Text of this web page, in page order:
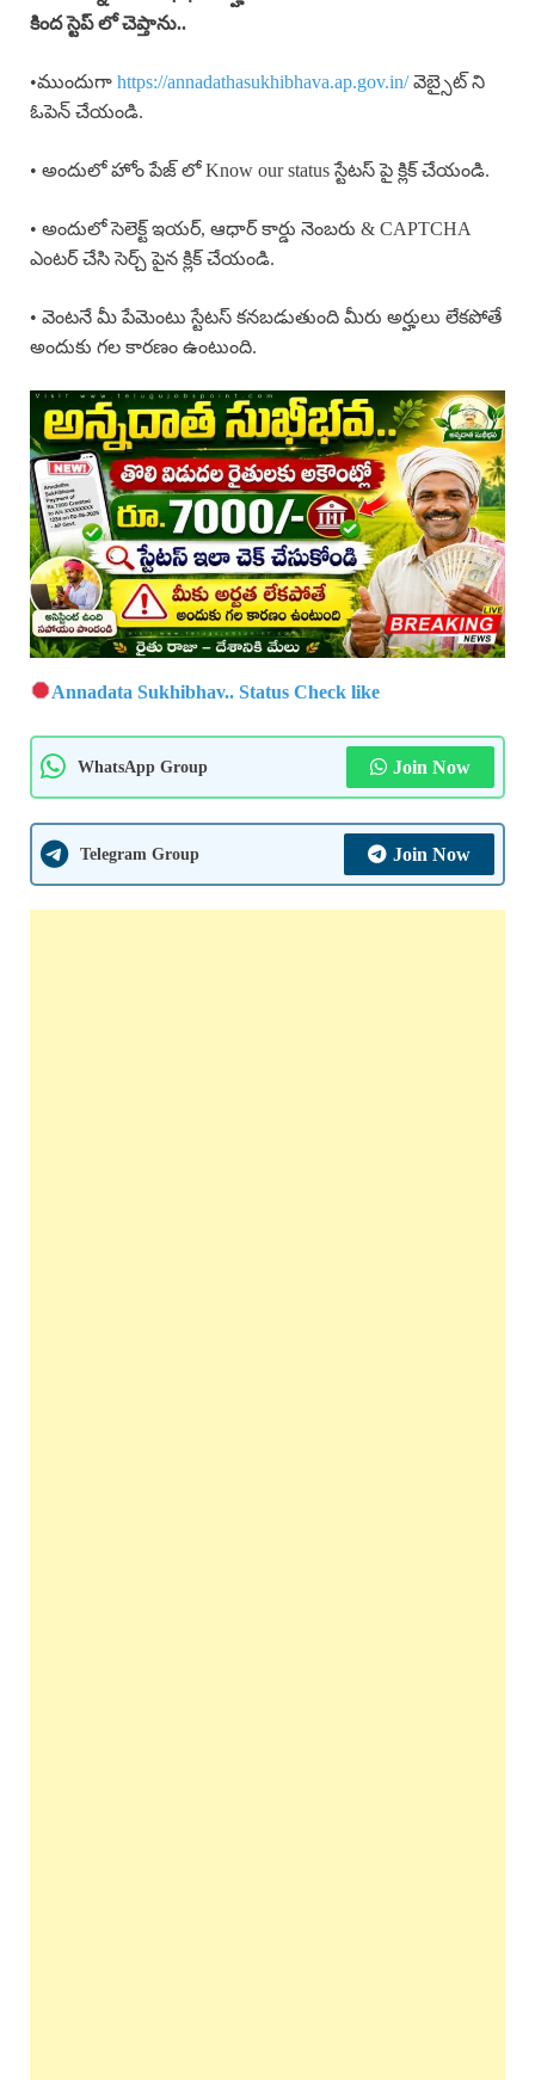
కింద స్టెప్ లో చెప్తాను..
•ముందుగా https://annadathasukhibhava.ap.gov.in/వెబ్సైట్ ని
ఓపెన్ చేయండి.
• అందులో హోం పేజ్ లో Know our status స్టేటస్ పై క్లిక్ చేయండి.
• అందులో సెలెక్ట్ ఇయర్, ఆధార్ కార్డు నెంబరు & CAPTCHA
ఎంటర్ చేసి సెర్చ్ పైన క్లిక్ చేయండి.
• వెంటనే మీ పేమెంటు స్టేటస్ కనబడుతుంది మీరు అర్హులు లేకపోతే
అందుకు గల కారణం ఉంటుంది.
Annadata Sukhibhav.. Status Check like
WhatsApp Group Join Now
Telegram Group Join Now